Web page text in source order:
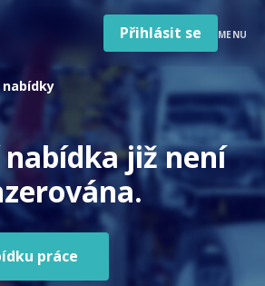
zaměstnavatele
Přihlásit se MENU
již není
práce